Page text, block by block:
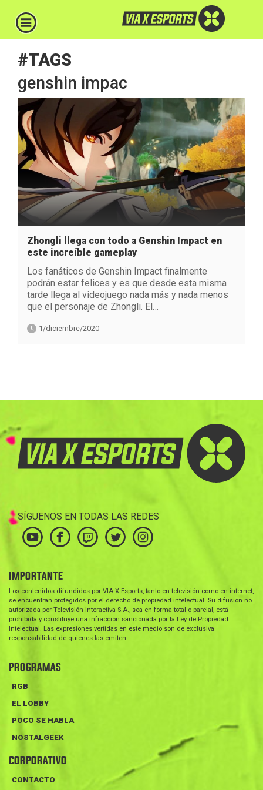
#TAGS
genshin impac
Zhongli llega con todo a Genshin Impact en
este increíble gameplay
Los fanáticos de Genshin Impact finalmente
podrán estar felices y es que desde esta misma
tarde llega al videojuego nada más y nada menos
que el personaje de Zhongli. El…
1/diciembre/2020
SÍGUENOS EN TODAS LAS REDES
IMPORTANTE
Los contenidos difundidos por VIA X Esports, tanto en televisión como en internet,
se encuentran protegidos por el derecho de propiedad intelectual. Su difusión no
autorizada por Televisión Interactiva S.A., sea en forma total o parcial, está
prohibida y constituye una infracción sancionada por la Ley de Propiedad
Intelectual. Las expresiones vertidas en este medio son de exclusiva
responsabilidad de quienes las emiten.
PROGRAMAS
RGB
EL LOBBY
POCO SE HABLA
NOSTALGEEK
CORPORATIVO
CONTACTO